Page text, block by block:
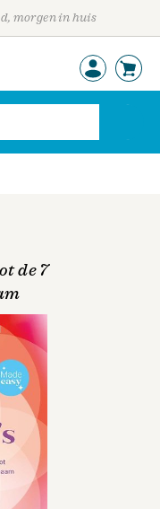
morgen in huis
de 7